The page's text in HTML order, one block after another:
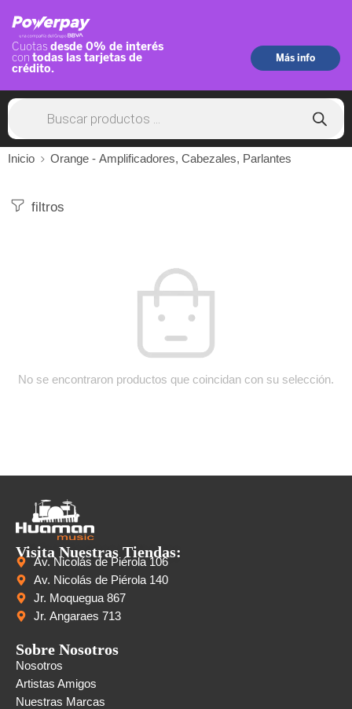
Inicio Orange - Amplificadores, Cabezales, Parlantes
filtros
No se encontraron productos que coincidan con su selección.
Visita Nuestras Tiendas:
Av. Nicolás de Piérola 106
Av. Nicolás de Piérola 140
Jr. Moquegua 867
Jr. Angaraes 713
Sobre Nosotros
Nosotros
Artistas Amigos
Nuestras Marcas